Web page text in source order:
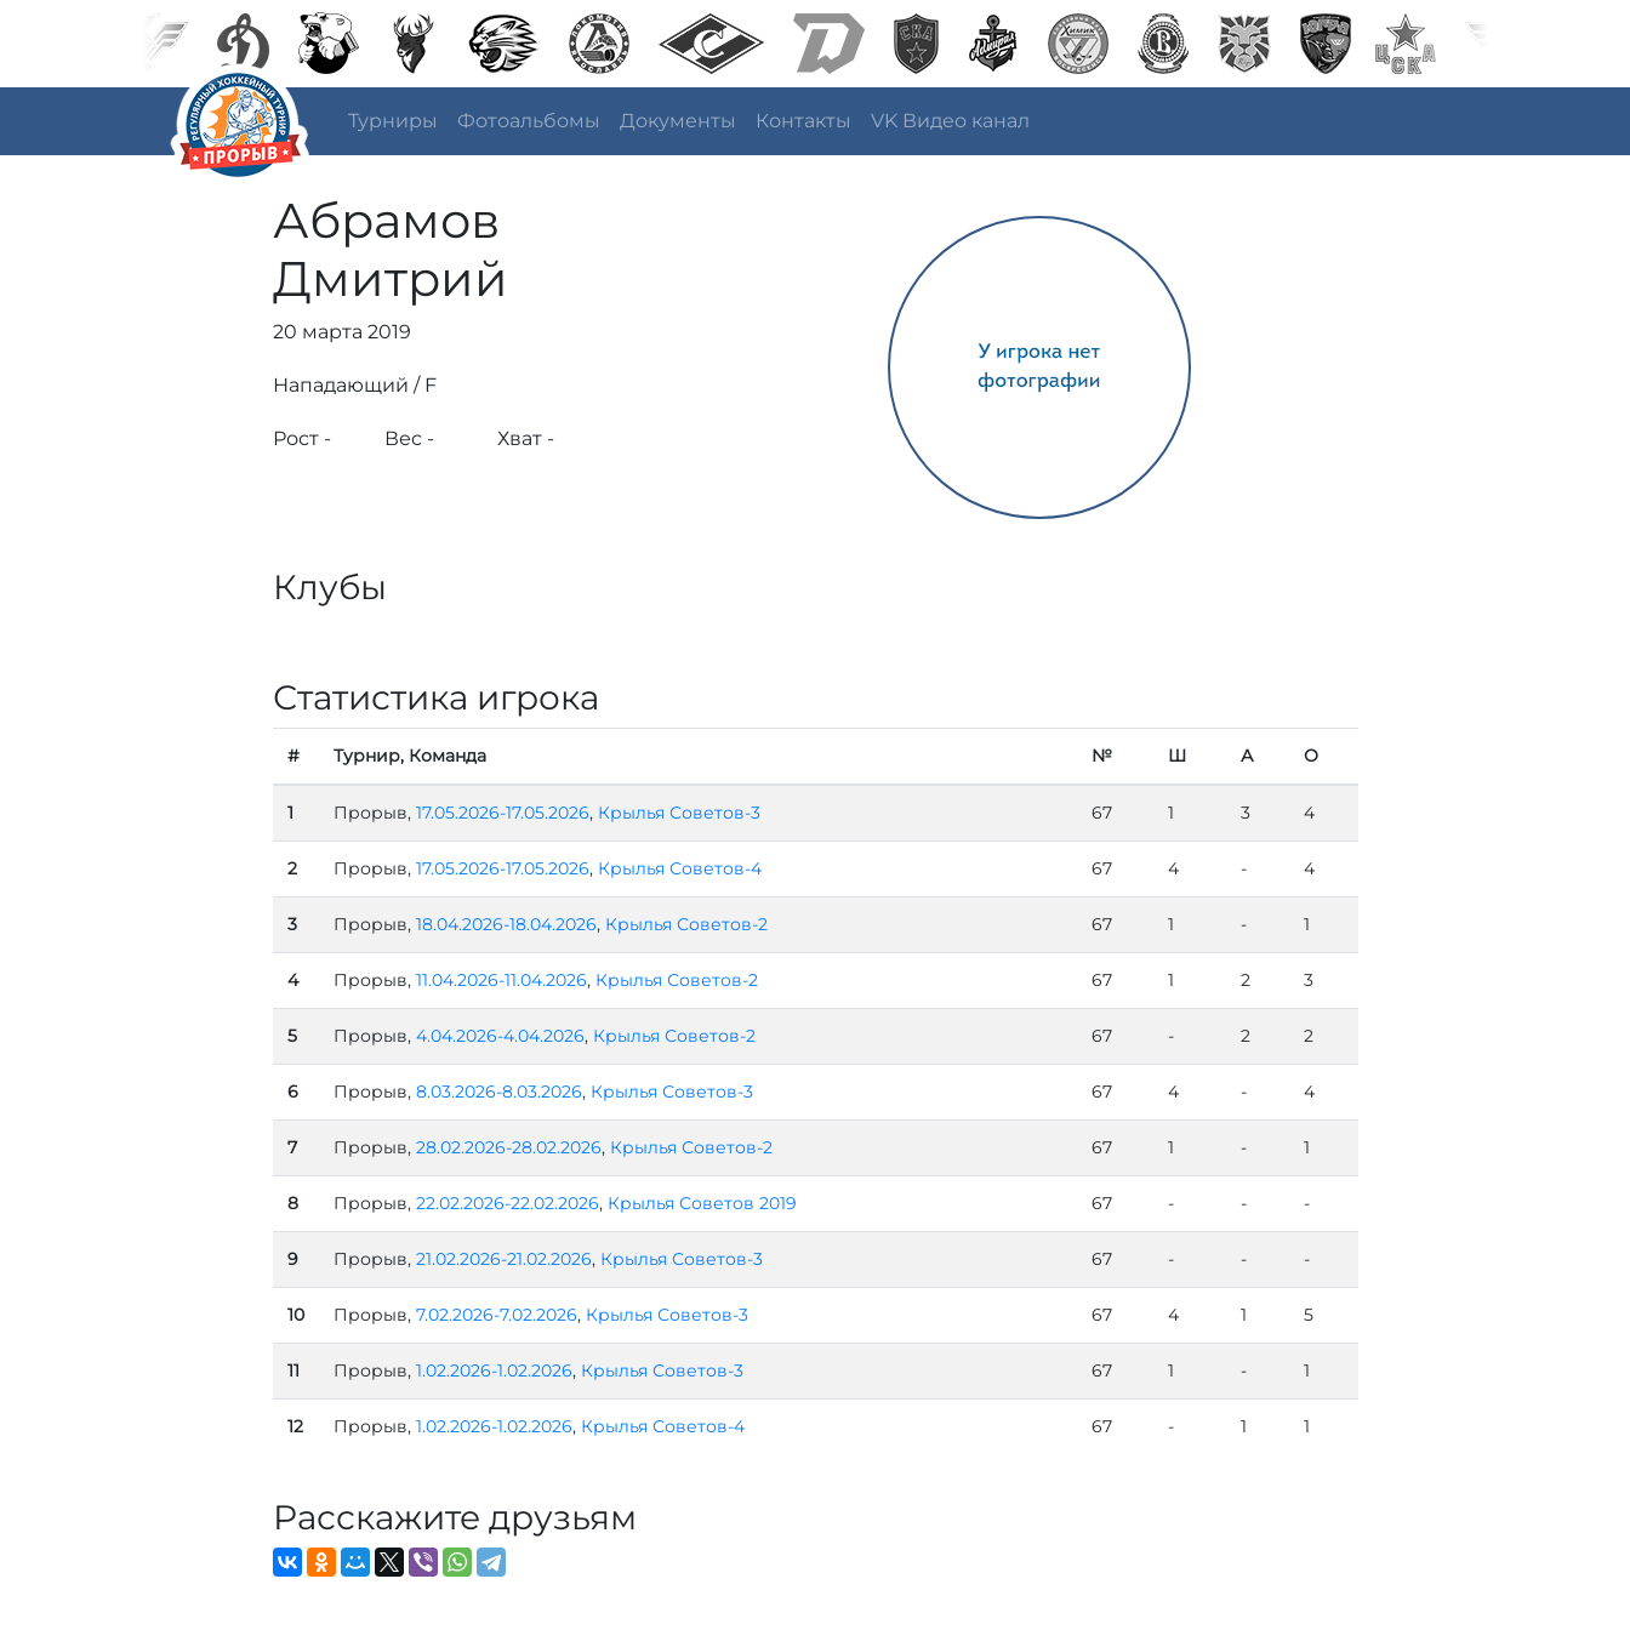
Турниры Фотоальбомы Документы Контакты VK Видео канал
Абрамов
Дмитрий
20 марта 2019
Нападающий / F
Рост - Вес - Хват -
Клубы
Статистика игрока
# Турнир, Команда № Ш А О
1 Прорыв, 17.05.2026-17.05.2026, Крылья Советов-3 67 1 3 4
2 Прорыв, 17.05.2026-17.05.2026, Крылья Советов-4 67 4 - 4
3 Прорыв, 18.04.2026-18.04.2026, Крылья Советов-2 67 1 - 1
4 Прорыв, 11.04.2026-11.04.2026, Крылья Советов-2 67 1 2 3
5 Прорыв, 4.04.2026-4.04.2026, Крылья Советов-2 67 - 2 2
6 Прорыв, 8.03.2026-8.03.2026, Крылья Советов-3 67 4 - 4
7 Прорыв, 28.02.2026-28.02.2026, Крылья Советов-2 67 1 - 1
8 Прорыв, 22.02.2026-22.02.2026, Крылья Советов 2019 67 - - -
9 Прорыв, 21.02.2026-21.02.2026, Крылья Советов-3 67 - - -
10 Прорыв, 7.02.2026-7.02.2026, Крылья Советов-3 67 4 1 5
11 Прорыв, 1.02.2026-1.02.2026, Крылья Советов-3 67 1 - 1
12 Прорыв, 1.02.2026-1.02.2026, Крылья Советов-4 67 - 1 1
Расскажите друзьям